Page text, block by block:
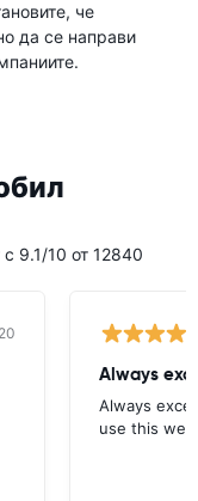
че
да се направи
9.1/10 от 12840
Always
Always
use this